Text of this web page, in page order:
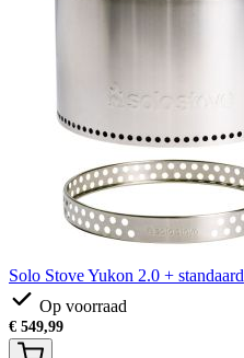
Solo Stove Yukon 2.0 + standaard
Op voorraad
€ 549,99